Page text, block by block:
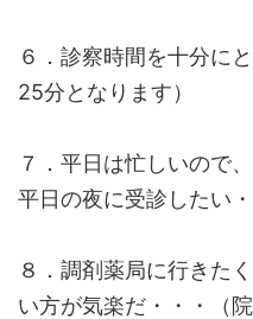
６．診察時間を十分に
25分となります）
７．平日は忙しいので
平日の夜に受診したい
８．調剤薬局に行きた
い方が気楽だ・・・（